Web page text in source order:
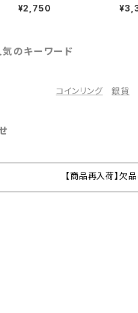
トで指輪をお作りします
¥2,750
のキーワード
コインリング 銀貨
【商品再入荷】欠